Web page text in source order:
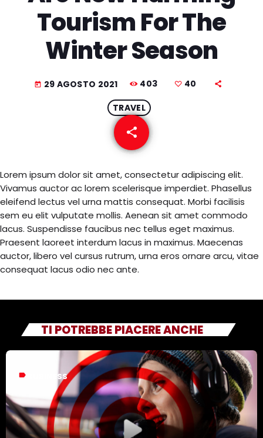
I VOLTI DELLA RADIO
Tourism For The
Winter Season
today 29 AGOSTO 2021 403 40
TRAVEL
share
40
email
Lorem ipsum dolor sit amet, consectetur adipiscing elit.
Vivamus auctor ac lorem scelerisque imperdiet. Phasellus
eleifend lectus vel urna mattis consequat. Morbi facilisis
sem eu elit vulputate mollis. Aenean sit amet commodo
lacus. Suspendisse faucibus nec tellus eget maximus.
Praesent laoreet interdum lacus in maximus. Maecenas
auctor, libero vel cursus rutrum, urna eros ornare arcu, vitae
consequat lacus odio nec ante.
TI POTREBBE PIACERE ANCHE
label BUSINESS